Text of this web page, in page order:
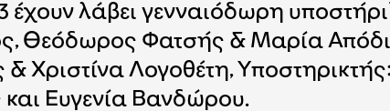
λάβει γενναιόδωρη
Θεόδωρος Φατσής & Μαρία
Χριστίνα Λογοθέτη,
Ευγενία Βανδώρου.